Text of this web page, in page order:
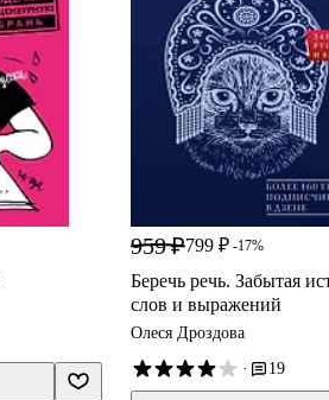
959 ₽799 ₽ -17%
Беречь речь. Забытая
слов и выражений
Олеся Дроздова
·
19